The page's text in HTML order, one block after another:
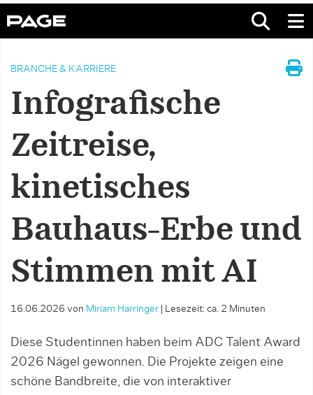
BRANCHE & KARRIERE
Infografische
Zeitreise,
kinetisches
Bauhaus-Erbe und
Stimmen mit AI
16.06.2026 von Miriam Harringer Lesezeit: ca. 2 Minuten
Diese Studentinnen haben beim ADC Talent Award
2026 Nägel gewonnen. Die Projekte zeigen eine
schöne Bandbreite, die von interaktiver